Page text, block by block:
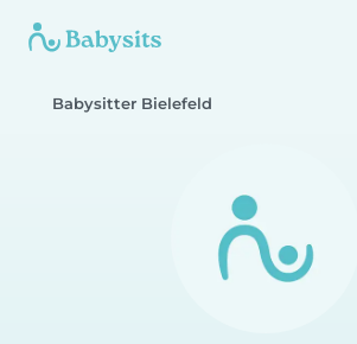
Babysitter Bielefeld